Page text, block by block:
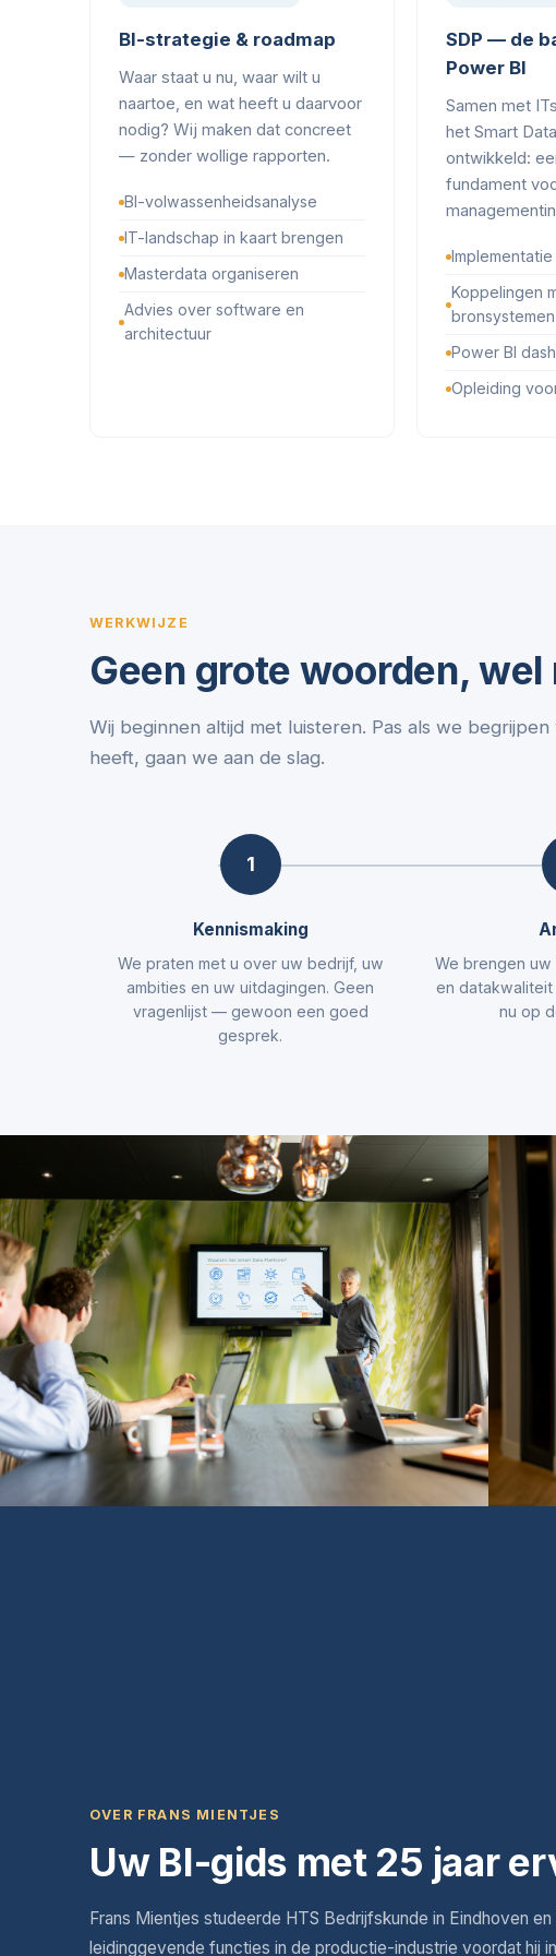
BI-strategie & roadmap
Waar staat u nu, waar wilt u
naartoe, en wat heeft u daarvoor
nodig? Wij maken dat concreet
— zonder wollige rapporten.
BI-volwassenheidsanalyse
IT-landschap in kaart brengen
Masterdata organiseren
Advies over software en
architectuur
SDP — de
Power BI
Samen met
het Smart
ontwikkeld:
fundament
Koppelingen
bronsystemen
Power BI
Opleiding
WERKWIJZE
Geen grote woorden,
Wij beginnen altijd met luisteren. Pas als we
heeft, gaan we aan de slag.
1
Kennismaking
We praten met u over uw bedrijf, uw
ambities en uw uitdagingen. Geen
vragenlijst — gewoon een goed
gesprek.
We brengen uw
en datakwaliteit
nu op
OVER FRANS MIENTJES
Uw BI-gids met 25 jaar
Frans Mientjes studeerde HTS Bedrijfskunde in Eindhoven en
leidinggevende functies in de productie-industrie voordat hij